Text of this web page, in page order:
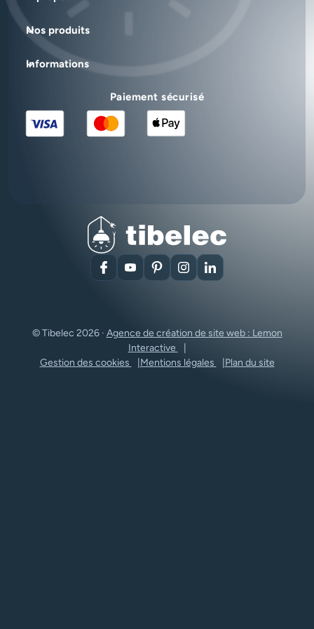
Nos produits
Informations
Paiement sécurisé
FacebookYouTubePinterestInstagramLinkedIn
© Tibelec 2026 · Agence de création de site web : Lemon
Interactive
Gestion des cookies
Mentions légales Plan du site